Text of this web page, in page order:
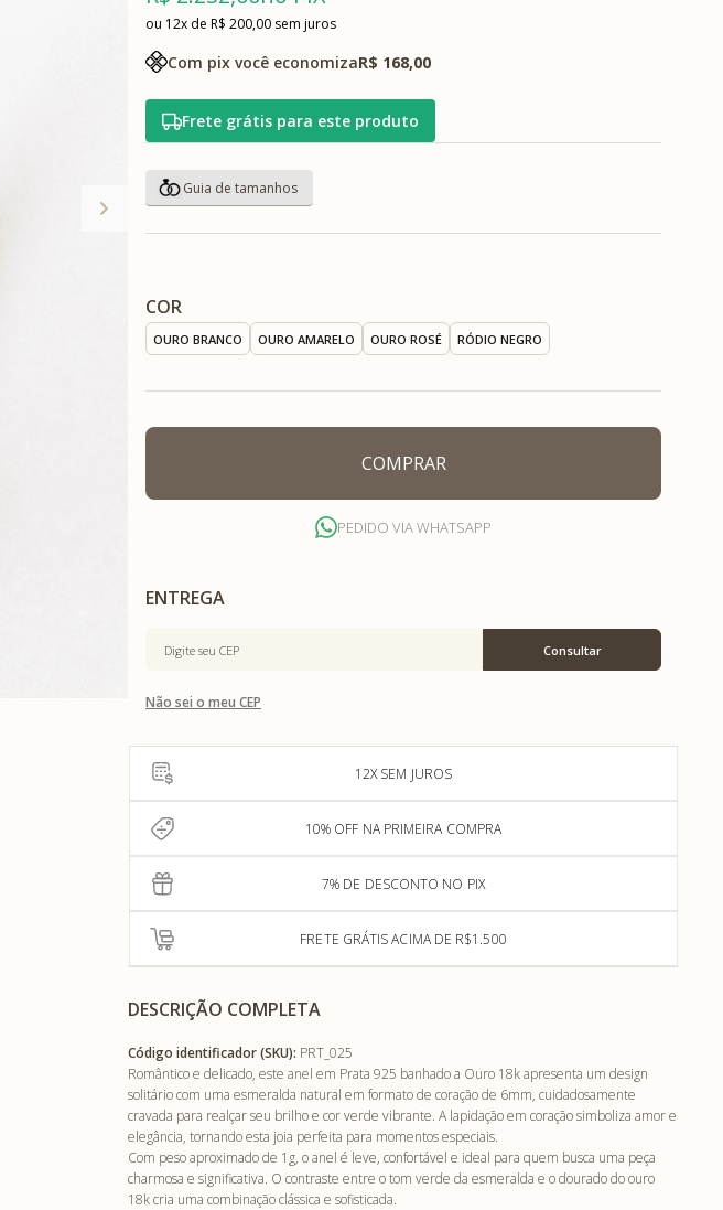
12x R$ 200,00 sem juros
Com pix você economizaR$ 168,00
Frete grátis para este produto
COR
OURO BRANCO OURO AMARELO OURO ROSÉ RÓDIO NEGRO
COMPRAR
PEDIDO VIA WHATSAPP
Não sei o meu CEP
12X SEM JUROS
10% OFF NA PRIMEIRA COMPRA
7% DE DESCONTO NO PIX
FRETE GRÁTIS ACIMA DE R$1.500
DESCRIÇÃO COMPLETA
Código identificador (SKU): PRT_025
Romântico e delicado, este anel em Prata 925 banhado a Ouro 18k apresenta um design
solitário com uma esmeralda natural em formato de coração de 6mm, cuidadosamente
cravada para realçar seu brilho e cor verde vibrante. A lapidação em coração simboliza amor e
elegância, tornando esta joia perfeita para momentos especiais.
Com peso aproximado de 1g, o anel é leve, confortável e ideal para quem busca uma peça
charmosa e significativa. O contraste entre o tom verde da esmeralda e o dourado do ouro
18k cria uma combinação clássica e sofisticada.